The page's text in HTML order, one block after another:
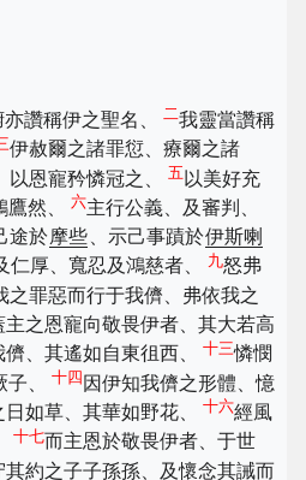
讚稱伊之聖名、 二我靈當讚稱
伊赦爾之諸罪愆、療爾之諸
以恩寵矜憐冠之、 五 以美好充
然、 六主行公義、及審判、
途於摩些、示己事蹟於伊斯喇
仁厚、寬忍及鴻慈者、 九怒弗
之罪惡而行于我儕、弗依我之
主之恩寵向敬畏伊者、其大若高
、其遙如自東徂西、 十三憐憫
子、 十四 因伊知我儕之形體、憶
日如草、其華如野花、 十六經風
十七而主恩於敬畏伊者、于世
約之子子孫孫、及懷念其誡而